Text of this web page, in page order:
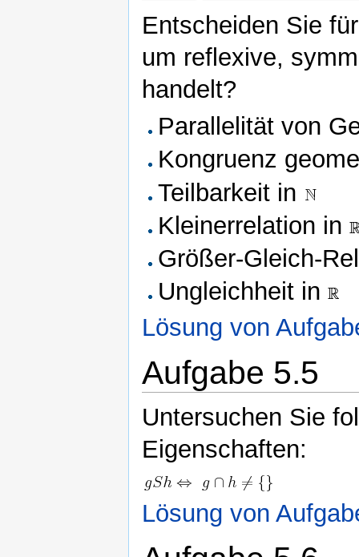
Entscheiden Sie
um reflexive,
handelt?
Parallelität von
Kongruenz
Teilbarkeit in
Kleinerrelation in
Größer-Gleich-
Ungleichheit in
Lösung von
Aufgabe 5.5
Untersuchen Sie
Eigenschaften:
Lösung von